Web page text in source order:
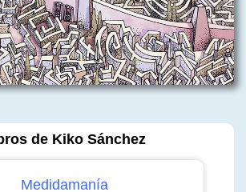
de Kiko Sánchez
Medidamanía